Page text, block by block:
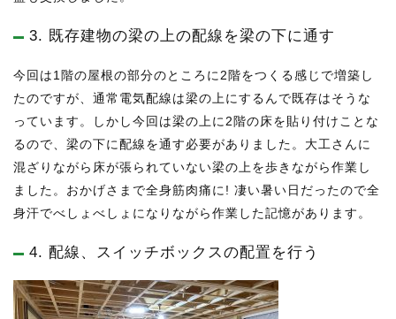
3. 既存建物の梁の上の配線を梁の下に通す
今回は1階の屋根の部分のところに2階をつくる感じで増築し
たのですが、通常電気配線は梁の上にするんで既存はそうな
っています。しかし今回は梁の上に2階の床を貼り付けことな
るので、梁の下に配線を通す必要がありました。大工さんに
混ざりながら床が張られていない梁の上を歩きながら作業し
ました。おかげさまで全身筋肉痛に! 凄い暑い日だったので全
身汗でべしょべしょになりながら作業した記憶があります。
4. 配線、スイッチボックスの配置を行う